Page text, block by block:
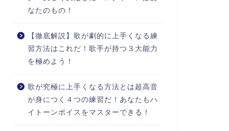
なたのもの！
【徹底解説】歌が劇的に上手くなる練
習方法はこれだ！歌手が持つ３大能力
を極めよう！
歌が究極に上手くなる方法とは超高音
が身につく４つの練習だ！あなたもハ
イトーンボイスをマスターできる！